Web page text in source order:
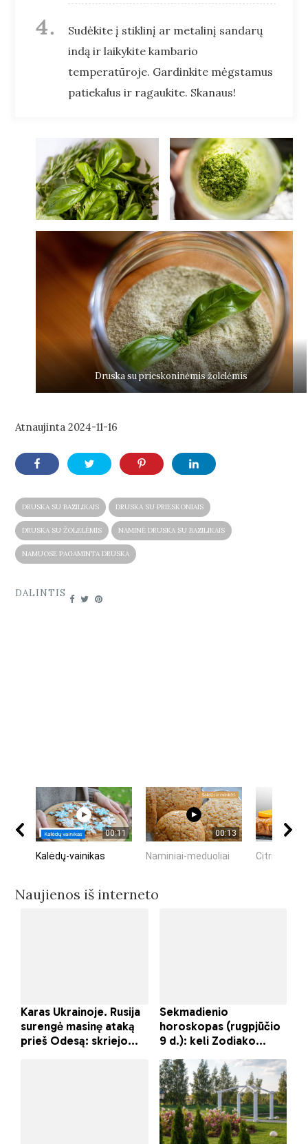
Sudėkite į stiklinį ar metalinį sandarų
indą ir laikykite kambario
temperatūroje. Gardinkite mėgstamus
patiekalus ir ragaukite. Skanaus!
Druska su prieskoninėmis žolelėmis
Atnaujinta2024-11-16
DRUSKA SU BAZILIKAIS DRUSKA SU PRIESKONIAIS
DRUSKA SU ŽOLELĖMIS NAMINĖ DRUSKA SU BAZILIKAIS
NAMUOSE PAGAMINTA DRUSKA
DALINTIS
00:11
Kalėdų-vainikas
00:13
Naminiai-meduoliai Citrininis-
Naujienos iš interneto